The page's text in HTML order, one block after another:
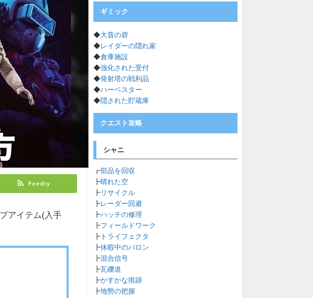
Feedly
アイテム(入手
ギミック
◆大昔の砦
◆レイダーの隠れ家
◆倉庫施設
◆強化された受付
◆発射塔の戦利品
◆ハーベスター
◆隠された貯蔵庫
クエスト攻略
シャニ
┏部品を回収
┣晴れた空
┣ リサイクル
┣レーダー回避
┣ハッチの修理
┣フィールドワーク
┣ トライフェクタ
┣休暇中のバロン
┣混合信号
┣瓦礫道
┣かすかな痕跡
┣地勢の把握